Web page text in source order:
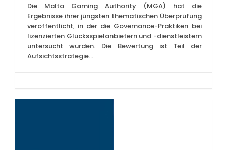
Die Malta Gaming Authority (MGA) hat die
Ergebnisse ihrer jüngsten thematischen Überprüfung
veröffentlicht, in der die Governance-Praktiken bei
lizenzierten Glücksspielanbietern und -dienstleistern
untersucht wurden. Die Bewertung ist Teil der
Aufsichtsstrategie...